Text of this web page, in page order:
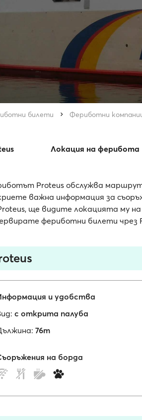
билети Фериботни
Локация на ферибота
Proteus обслужва
важна информация за
ще видите локацията му
фериботни билети чрез
и удобства
с открита палуба
76m
на борда